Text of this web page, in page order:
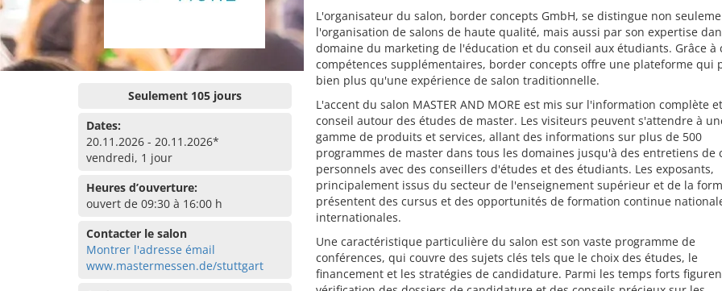
Seulement 105 jours
Dates:
20.11.2026 - 20.11.2026*
vendredi, 1 jour
Heures d’ouverture:
ouvert de 09:30 à 16:00 h
Contacter le salon
Montrer l'adresse émail
www.mastermessen.de/stuttgart
L'organisateur du salon, border concepts GmbH, se distingue non
l'organisation de salons de haute qualité, mais aussi par son expertise
domaine du marketing de l'éducation et du conseil aux étudiants. Grâce à
compétences supplémentaires, border concepts offre une plateforme qui
bien plus qu'une expérience de salon traditionnelle.
L'accent du salon MASTER AND MORE est mis sur l'information complète
conseil autour des études de master. Les visiteurs peuvent s'attendre à
gamme de produits et services, allant des informations sur plus de 500
programmes de master dans tous les domaines jusqu'à des entretiens de
personnels avec des conseillers d'études et des étudiants. Les exposants,
principalement issus du secteur de l'enseignement supérieur et de la
présentent des cursus et des opportunités de formation continue
internationales.
Une caractéristique particulière du salon est son vaste programme de
conférences, qui couvre des sujets clés tels que le choix des études, le
financement et les stratégies de candidature. Parmi les temps forts